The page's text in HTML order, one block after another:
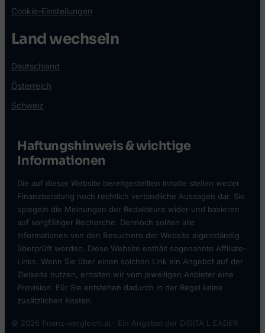
Cookie-Einstellungen
Land wechseln
Deutschland
Österreich
Schweiz
Haftungshinweis & wichtige
Informationen
Die auf dieser Website bereitgestellten Inhalte stellen weder
Finanzberatung noch rechtlich verbindliche Aussagen dar. Sie
spiegeln die Meinungen der Redakteure wider und basieren
auf sorgfältiger Recherche. Dennoch sollten alle
Informationen von den Besuchern der Website eigenständig
überprüft werden. Diese Website enthält sogenannte Affiliate-
Links. Wenn Sie über einen solchen Link ein Angebot auf der
Zielseite nutzen, erhalten wir vom jeweiligen Anbieter eine
Provision. Für Sie entstehen dadurch in der Regel keine
zusätzlichen Kosten.
© 2026 finanz-vergleich.at · Ein Angebot der DIGITA L EADER